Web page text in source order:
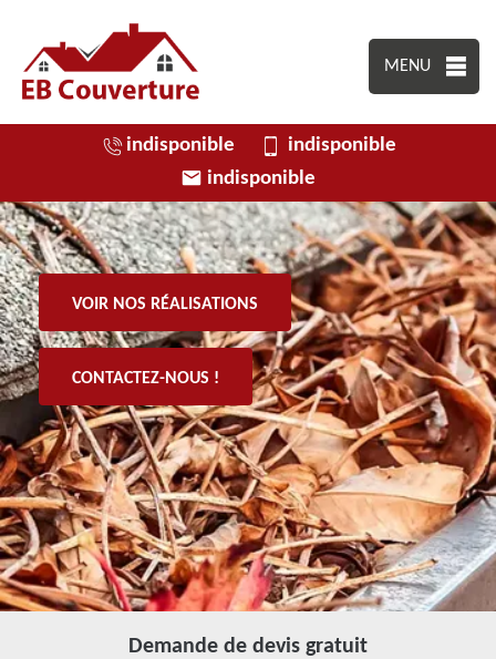
MENU
indisponible
indisponible
indisponible
VOIR NOS RÉALISATIONS
CONTACTEZ-NOUS !
Demande de devis gratuit